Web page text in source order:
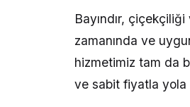
Bayındır,
zamanında ve
hizmetimiz tam da
ve sabit fiyatla yola